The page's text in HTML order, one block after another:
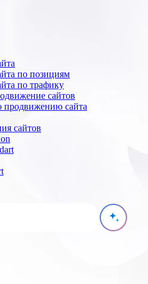
по позициям
по трафику
сайтов
продвижению сайта
сайтов